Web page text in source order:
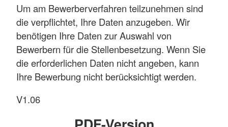
Um am Bewerberverfahren teilzunehmen sind
die verpflichtet, Ihre Daten anzugeben. Wir
benötigen Ihre Daten zur Auswahl von
Bewerbern für die Stellenbesetzung. Wenn Sie
die erforderlichen Daten nicht angeben, kann
Ihre Bewerbung nicht berücksichtigt werden.
V1.06